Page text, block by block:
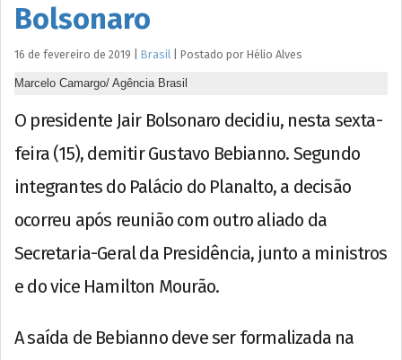
Bolsonaro
16 de fevereiro de 2019 Brasil Postado por Hélio Alves
Marcelo Camargo/ Agência Brasil
O presidente Jair Bolsonaro decidiu, nesta sexta-
feira (15), demitir Gustavo Bebianno. Segundo
integrantes do Palácio do Planalto, a decisão
ocorreu após reunião com outro aliado da
Secretaria-Geral da Presidência, junto a ministros
e do vice Hamilton Mourão.
A saída de Bebianno deve ser formalizada na